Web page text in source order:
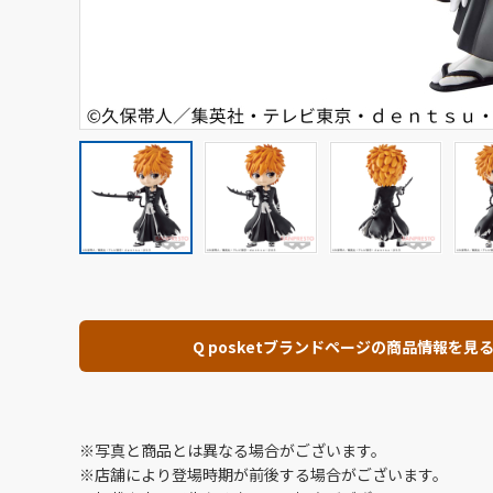
Q posketブランドページの商品情報を見る
※写真と商品とは異なる場合がございます。
※店舗により登場時期が前後する場合がございます。